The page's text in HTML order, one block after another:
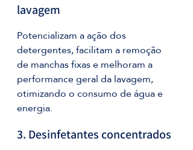
lavagem
Potencializam a ação dos
detergentes, facilitam a remoção
de manchas fixas e melhoram a
performance geral da lavagem,
otimizando o consumo de água e
energia.
3. Desinfetantes concentrados